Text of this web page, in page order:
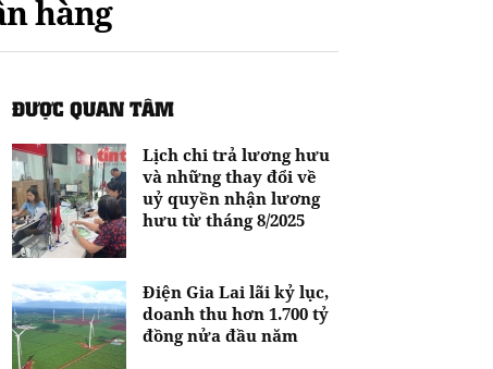
hàng
ĐƯỢC QUAN TÂM
Lịch chi trả lương hưu
và những thay đổi về
uỷ quyền nhận lương
hưu từ tháng 8/2025
Điện Gia Lai lãi kỷ lục,
doanh thu hơn 1.700 tỷ
đồng nửa đầu năm